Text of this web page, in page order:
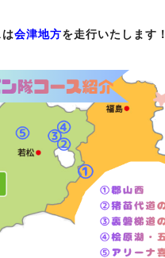
は会津地方を走行いたします！